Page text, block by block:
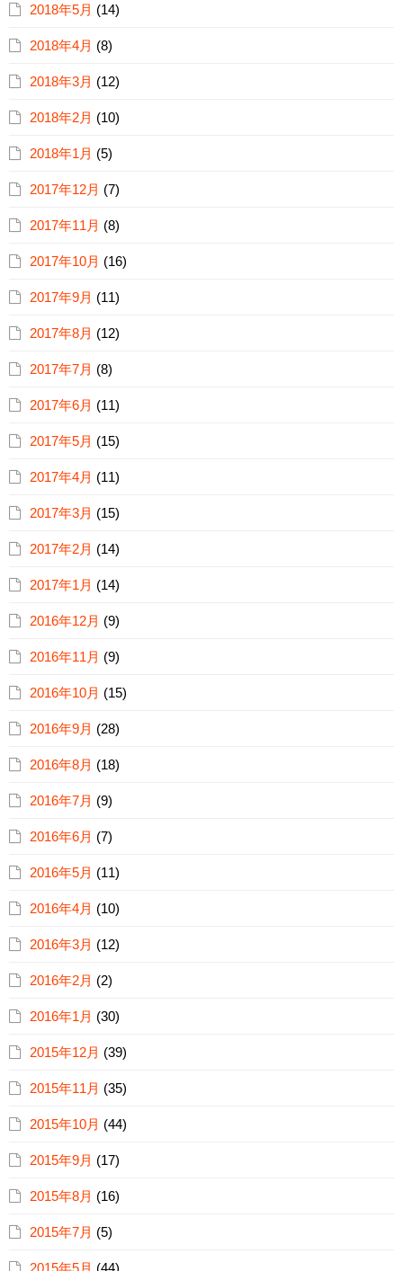
2018年5月 (14)
2018年4月 (8)
2018年3月 (12)
2018年2月 (10)
2018年1月 (5)
2017年12月 (7)
2017年11月 (8)
2017年10月 (16)
2017年9月 (11)
2017年8月 (12)
2017年7月 (8)
2017年6月 (11)
2017年5月 (15)
2017年4月 (11)
2017年3月 (15)
2017年2月 (14)
2017年1月 (14)
2016年12月 (9)
2016年11月 (9)
2016年10月 (15)
2016年9月 (28)
2016年8月 (18)
2016年7月 (9)
2016年6月 (7)
2016年5月 (11)
2016年4月 (10)
2016年3月 (12)
2016年2月 (2)
2016年1月 (30)
2015年12月 (39)
2015年11月 (35)
2015年10月 (44)
2015年9月 (17)
2015年8月 (16)
2015年7月 (5)
2015年5月 (44)